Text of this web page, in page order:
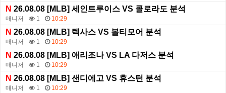
N 26.08.08 [MLB] 세인트루이스 VS 콜로라도 분석
매니저 1 10:29
N 26.08.08 [MLB] 텍사스 VS 볼티모어 분석
매니저 1 10:29
N 26.08.08 [MLB] 애리조나 VS LA 다저스 분석
매니저 1 10:29
N 26.08.08 [MLB] 샌디에고 VS 휴스턴 분석
매니저 1 10:29